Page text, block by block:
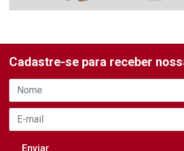
Cadastre-se para receber